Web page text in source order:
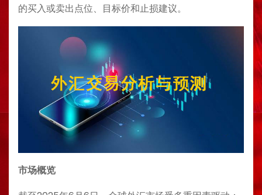
的买入或卖出点位、目标价和止损建议。
市场概览